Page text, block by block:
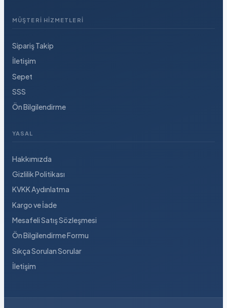
MÜŞTERI HIZMETLERI
Sipariş Takip
İletişim
Sepet
SSS
Ön Bilgilendirme
YASAL
Hakkımızda
Gizlilik Politikası
KVKK Aydınlatma
Kargo ve İade
Mesafeli Satış Sözleşmesi
Ön Bilgilendirme Formu
Sıkça Sorulan Sorular
İletişim